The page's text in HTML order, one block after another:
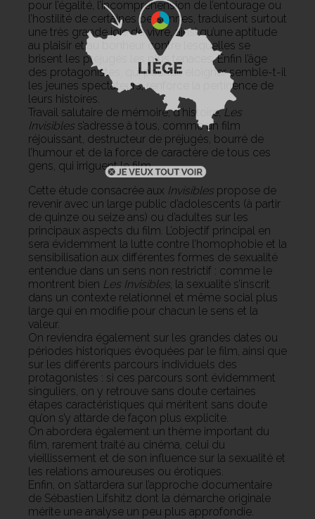
pour l’égalité, l’incompréhension de l’entourage ou
l’hostilité de certaines personnes, traduisent surtout
une très grande joie de vivre, ainsi qu’une aptitude
au plaisir et au bonheur contre lesquelles se
brisent les préjugés les plus tenaces. Enfin l’âge
des protagonistes, qui pourrait éloigner semble-t-il
les jeunes spectateurs, renforce la pertinence de
leurs histoires.
Travail salutaire de mémoire, d’histoire,Les
Invisibless’adresse à tous, comme un film
réjouissant, destructeur de préjugés, bourré de
l’humour et de la force de caractère de tous ces
gens, qui irriguent le film.
Cette étude consacrée aux Invisiblespropose de
revenir avec un large public d’adolescents (à partir
de quinze ou seize ans) ou d’adultes sur les
principaux aspects du film. L’objectif principal en
sera évidemment la lutte contre l’homophobie et la
sensibilisation aux différentes formes de sexualité
entendue dans un sens non restrictif : comme le
montrent bien Les Invisibles, la sexualité s’inscrit
dans un contexte relationnel et même social plus
large qui en modifie pour chacun le sens et la
valeur.
On reviendra également sur les grandes dates ou
périodes historiques évoquées par le film, ainsi que
sur les différents parcours individuels des
protagonistes : si ces parcours sont évidemment
singuliers, on y retrouve sans doute certaines
étapes caractéristiques qui méritent sans doute
qu’on s’y attarde de façon plus explicite.
On abordera également un thème important du
film, rarement traité au cinéma, celui du
vieillissement et de son influence sur la sexualité et
les relations amoureuses ou érotiques.
Enfin, on s’attardera sur l’approche documentaire
de Sébastien Lifshitz dont la démarche originale
mérite une analyse un peu plus approfondie.